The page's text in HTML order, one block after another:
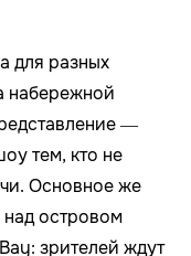
для разных
набережной
—
тем, кто не
Основное же
над островом
зрителей ждут